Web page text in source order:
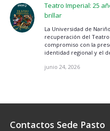
Teatro Imperial: 25
brillar
La Universidad de
recuperación del
compromiso con la
identidad regional y el
junio 24, 2026
Contactos Sede Pasto